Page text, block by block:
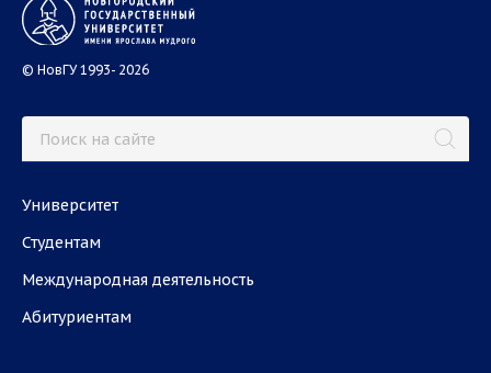
© НовГУ 1993- 2026
Университет
Студентам
Международная деятельность
Абитуриентам